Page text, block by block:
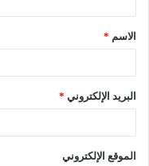
ق
*الاسم *
البريد الإلكتروني *
الموقع الإلكتروني